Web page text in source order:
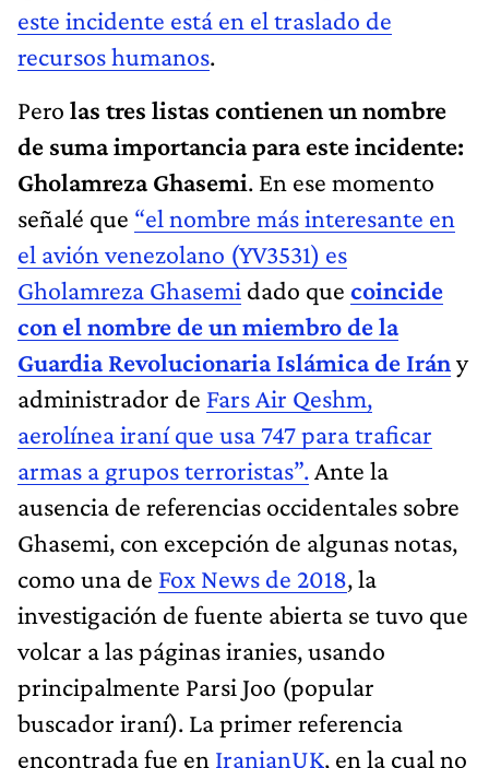
este incidente está en el traslado de
recursos humanos.
Pero las tres listas contienen un nombre
de suma importancia para este incidente:
Gholamreza Ghasemi. En ese momento
señalé que “el nombre más interesante en
el avión venezolano (YV3531) es
Gholamreza Ghasemi dado que coincide
con el nombre de un miembro de la
Guardia Revolucionaria Islámica de Irány
administrador de Fars Air Qeshm,
aerolínea iraní que usa 747 para traficar
armas a grupos terroristas”. Ante la
ausencia de referencias occidentales sobre
Ghasemi, con excepción de algunas notas,
como una de Fox News de 2018, la
investigación de fuente abierta se tuvo que
volcar a las páginas iranies, usando
principalmente Parsi Joo (popular
buscador iraní). La primer referencia
encontrada fue en IranianUK, en la cual no